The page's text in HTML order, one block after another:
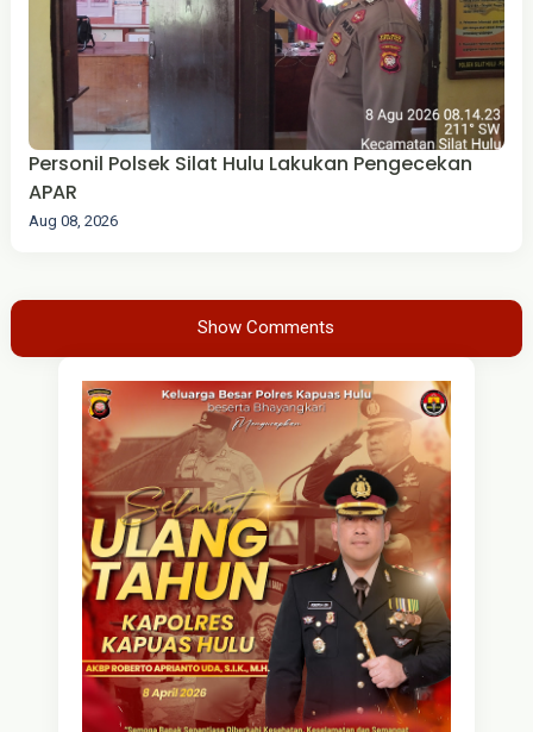
Personil Polsek Silat Hulu Lakukan Pengecekan
APAR
Aug 08, 2026
Show Comments